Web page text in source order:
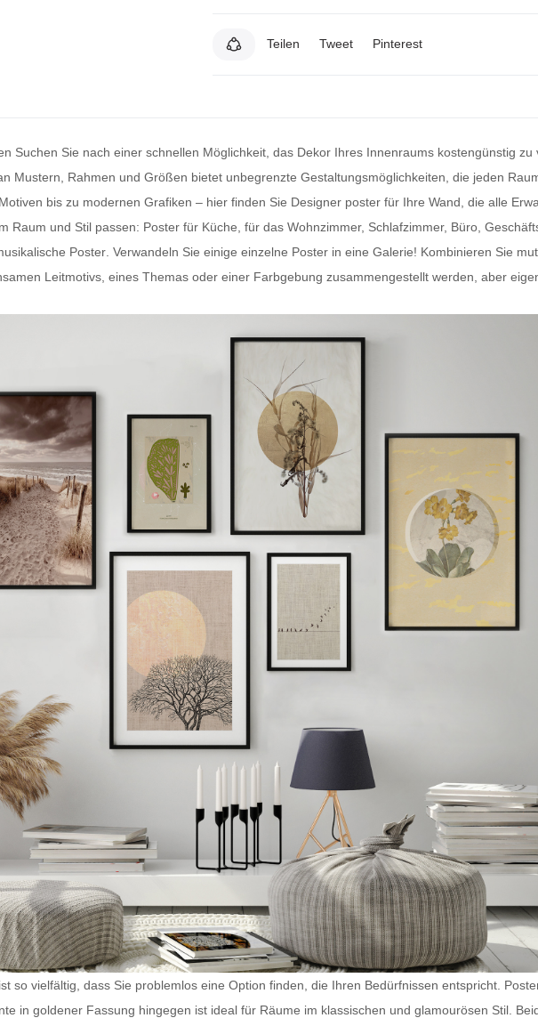
Teilen Tweet Pinterest
Suchen Sie nach einer schnellen Möglichkeit, das Dekor Ihres Innenraums kostengünstig zu
Mustern, Rahmen und Größen bietet unbegrenzte Gestaltungsmöglichkeiten, die jeden
bis zu modernen Grafiken – hier finden Sie Designer poster für Ihre Wand , die alle
Raum und Stil passen: Poster für Küche , für das Wohnzimmer, Schlafzimmer, Büro,
Poster . Verwandeln Sie einige einzelne Poster in eine Galerie! Kombinieren Sie
Leitmotivs, eines Themas oder einer Farbgebung zusammengestellt werden, aber
so vielfältig, dass Sie problemlos eine Option finden, die Ihren Bedürfnissen entspricht.
in goldener Fassung hingegen ist ideal für Räume im klassischen und glamourösen Stil.